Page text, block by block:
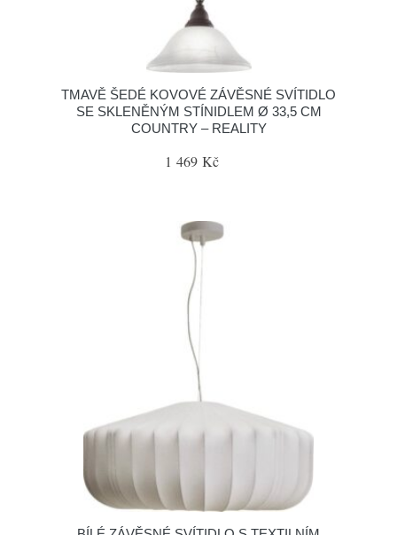
TMAVĚ ŠEDÉ KOVOVÉ ZÁVĚSNÉ SVÍTIDLO
SE SKLENĚNÝM STÍNIDLEM Ø 33,5 CM
COUNTRY – REALITY
1 469 Kč